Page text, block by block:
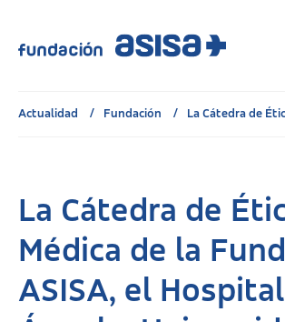
Actualidad Fundación La Cátedra de
La Cátedra de
Médica de la
ASISA, el